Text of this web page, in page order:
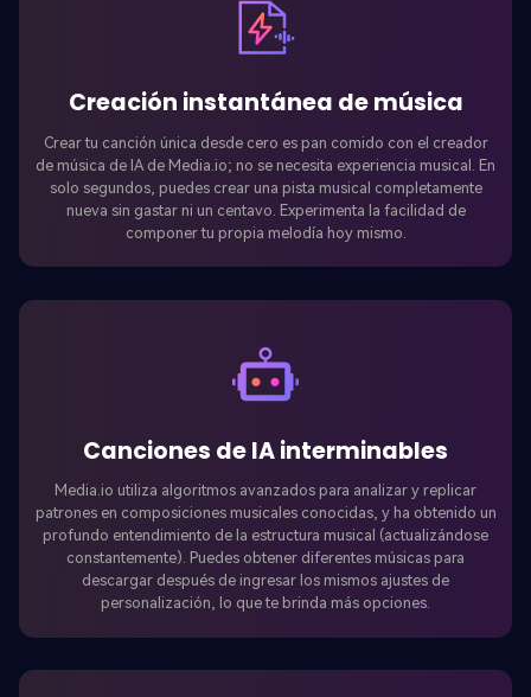
Creación instantánea de música
Crear tu canción única desde cero es pan comido con el creador
de música de IA de Media.io; no se necesita experiencia musical. En
solo segundos, puedes crear una pista musical completamente
nueva sin gastar ni un centavo. Experimenta la facilidad de
componer tu propia melodía hoy mismo.
Canciones de IA interminables
Media.io utiliza algoritmos avanzados para analizar y replicar
patrones en composiciones musicales conocidas, y ha obtenido un
profundo entendimiento de la estructura musical (actualizándose
constantemente). Puedes obtener diferentes músicas para
descargar después de ingresar los mismos ajustes de
personalización, lo que te brinda más opciones.